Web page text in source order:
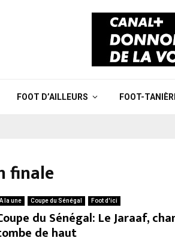
FOOT D’AILLEURS FOOT-
finale
A la une Coupe du Sénégal Foot d'ici
du Sénégal: Le Jaraaf,
de haut